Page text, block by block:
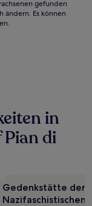
gefunden
ändern. Es können
in
di
Gedenkstätte der
Nazifaschistischen